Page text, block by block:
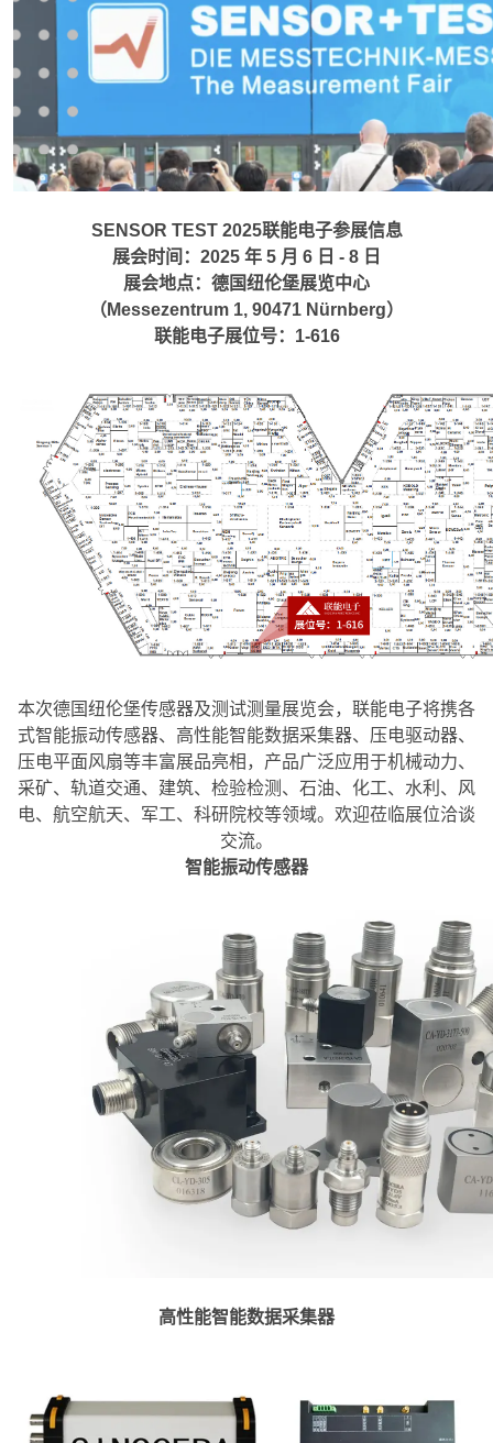
SENSOR TEST 2025联能电子参展信息
展会时间： 2025 年 5 月 6 日 - 8 日
展会地点： 德国纽伦堡展览中心
（Messezentrum 1, 90471 Nürnberg）
联能电子展位号： 1-616
本次德国纽伦堡传感器及测试测量展览会，联能电子将携各
式智能振动传感器、高性能智能数据采集器、压电驱动器、
压电平面风扇等丰富展品亮相，产品广泛应用于机械动力、
采矿、轨道交通、建筑、检验检测、石油、化工、水利、风
电、航空航天、军工、科研院校等领域。欢迎莅临展位洽谈
交流。
智能振动传感器
高性能智能数据采集器